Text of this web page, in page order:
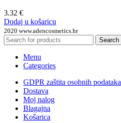
3.32 €
Dodaj u košaricu
2020 www.adencosmetics.hr
Search
Menu
Categories
GDPR zaštita osobnih podataka
Dostava
Moj nalog
Blagajna
Košarica